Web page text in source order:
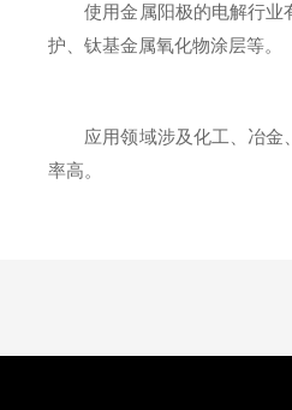
使用金属阳极的电解行业有
护、钛基金属氧化物涂层等。
应用领域涉及化工、冶金、
率高。